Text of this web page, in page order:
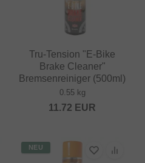
Tru-Tension "E-Bike
Brake Cleaner"
Bremsenreiniger (500ml)
0.55 kg
11.72 EUR
NEU